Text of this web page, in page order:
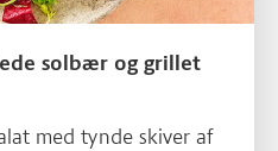
solbær og grillet
med tynde skiver af